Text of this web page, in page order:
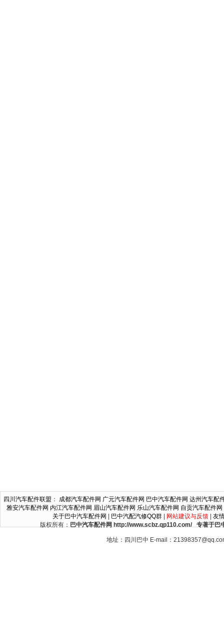
四川汽车配件联盟 ： 成都汽车配件网 广元汽车配件网 巴中汽车配件网 达州汽车配
雅安汽车配件网 内江汽车配件网 眉山汽车配件网 乐山汽车配件网 自贡汽车配件网
关于巴中汽车配件网
巴中汽配汽修QQ群| 网站建议与反馈| 友
版权所有： 巴中汽车配件网 http://www.scbz.qp110.com/ 专著于巴
地址：四川巴中 E-mail：